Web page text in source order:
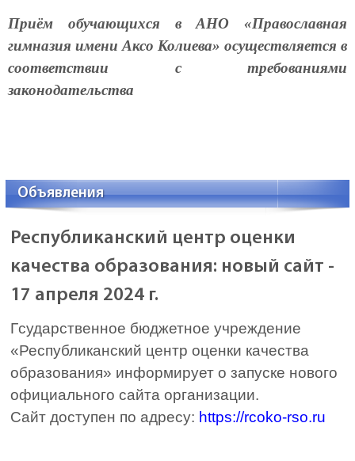
Приём обучающихся в АНО «Православная
гимназия имени Аксо Колиева» осуществляется в
соответствии с требованиями
законодательства
Объявления
Республиканский центр оценки
качества образования: новый сайт -
17 апреля 2024 г.
Гсударственное бюджетное учреждение
«Республиканский центр оценки качества
образования» информирует о запуске нового
официального сайта организации.
Сайт доступен по адресу: https://rcoko-rso.ru